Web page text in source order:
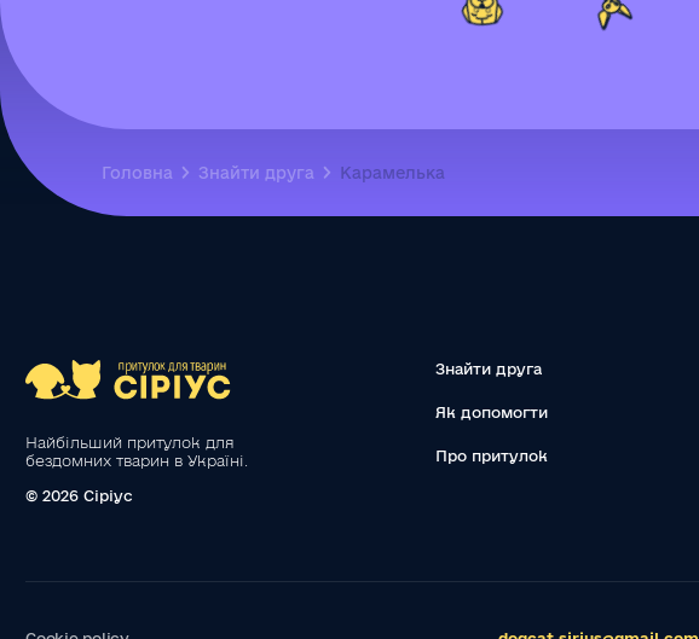
Головна Знайти друга Карамелька
Найбільший притулок для
бездомних тварин в Україні.
© 2026 Сіріус
Знайти друга
Як допомогти
Про притулок